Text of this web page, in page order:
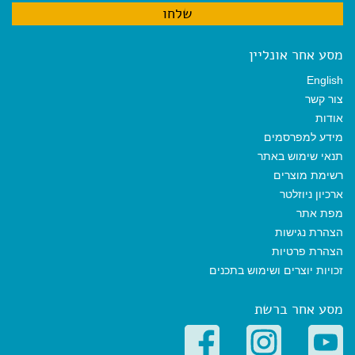
מסע אחר אונליין
English
צור קשר
אודות
מידע למפרסמים
תנאי שימוש באתר
רשימת מוצרים
ארכיון ניוזלטר
מפת אתר
הצהרת נגישות
הצהרת פרטיות
זכויות יוצרים ושימוש בתכנים
מסע אחר ברשת